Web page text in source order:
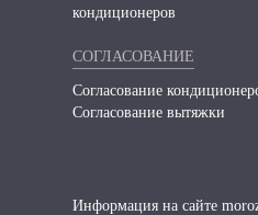
кондиционеров
СОГЛАСОВАНИЕ
Согласование
Согласование вытяжки
Информация на сайте